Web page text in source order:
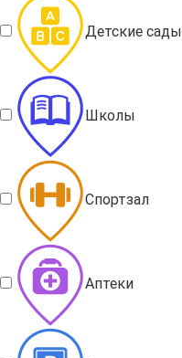
Детские сады
Школы
Спортзал
Аптеки